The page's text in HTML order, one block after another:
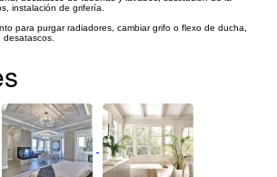
instalación de grifería.
para purgar radiadores, cambiar grifo o flexo de ducha,